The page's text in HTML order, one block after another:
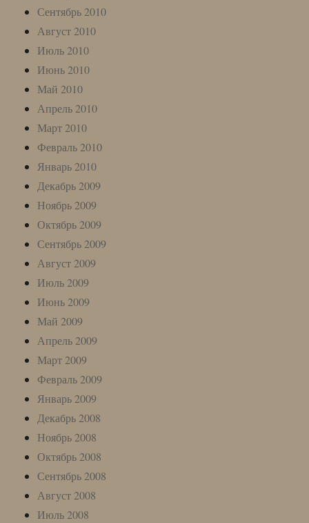
Сентябрь 2010
Август 2010
Июль 2010
Июнь 2010
Май 2010
Апрель 2010
Март 2010
Февраль 2010
Январь 2010
Декабрь 2009
Ноябрь 2009
Октябрь 2009
Сентябрь 2009
Август 2009
Июль 2009
Июнь 2009
Май 2009
Апрель 2009
Март 2009
Февраль 2009
Январь 2009
Декабрь 2008
Ноябрь 2008
Октябрь 2008
Сентябрь 2008
Август 2008
Июль 2008